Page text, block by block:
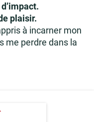
plaisir.
à incarner mon
me perdre dans la